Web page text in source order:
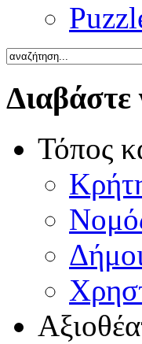
Διαβάστε
Τόπος